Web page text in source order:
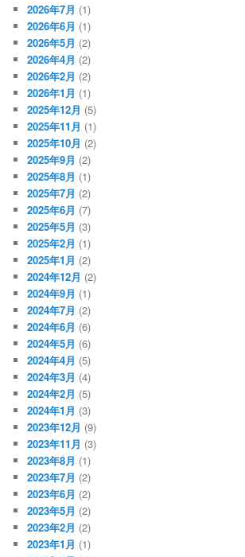
2026年7月 (1)
2026年6月 (1)
2026年5月 (2)
2026年4月 (2)
2026年2月 (2)
2026年1月 (1)
2025年12月 (5)
2025年11月 (1)
2025年10月 (2)
2025年9月 (2)
2025年8月 (1)
2025年7月 (2)
2025年6月 (7)
2025年5月 (3)
2025年2月 (1)
2025年1月 (2)
2024年12月 (2)
2024年9月 (1)
2024年7月 (2)
2024年6月 (6)
2024年5月 (6)
2024年4月 (5)
2024年3月 (4)
2024年2月 (5)
2024年1月 (3)
2023年12月 (9)
2023年11月 (3)
2023年8月 (1)
2023年7月 (2)
2023年6月 (2)
2023年5月 (2)
2023年2月 (2)
2023年1月 (1)